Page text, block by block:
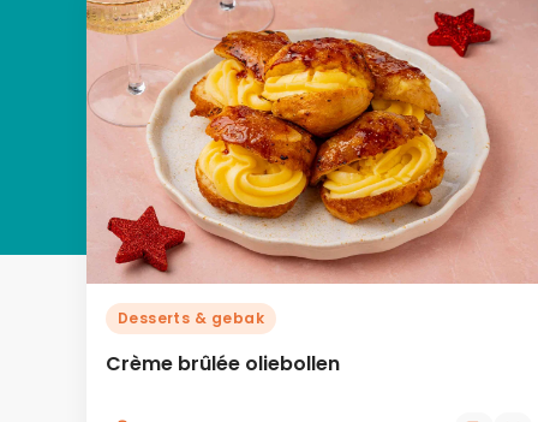
Desserts & gebak
Crème brûlée oliebollen